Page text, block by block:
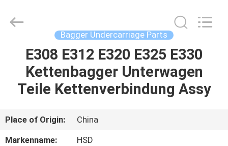
HAUS
PRODUKTE
ÜBER
UNS
Parts
Co.,Ltd.
Bagger Undercarriage Parts
E308 E312 E320 E325 E330
Kettenbagger Unterwagen
Teile Kettenverbindung Assy
Place of Origin:
China
Markenname:
HSD